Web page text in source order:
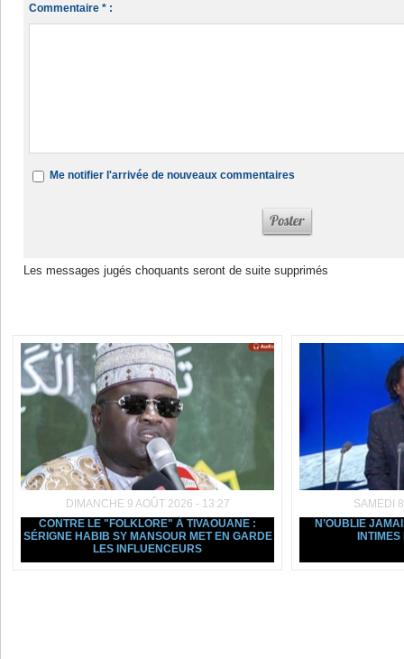
Commentaire * :
Me notifier l'arrivée de nouveaux commentaires
Les messages jugés choquants seront de suite supprimés
DIMANCHE 9 AOÛT 2026 - 13:27
CONTRE LE "FOLKLORE" À TIVAOUANE :
SÉRIGNE HABIB SY MANSOUR MET EN GARDE
LES INFLUENCEURS
SAMEDI
N’OUBLIE